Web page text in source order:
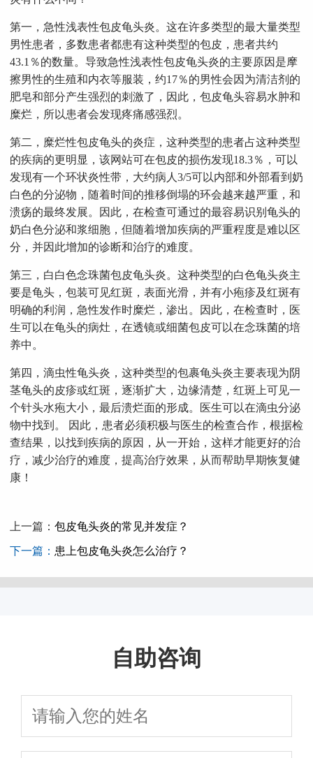
第一，急性浅表性包皮龟头炎。这在许多类型的最大量类型
男性患者，多数患者都​​患有这种类型的包皮，患者共约
43.1％的数量。导致急性浅表性包皮龟头炎的主要原因是摩
擦男性的生殖和内衣等服装，约17％的男性会因为清洁剂的
肥皂和部分产生强烈的刺激了，因此，包皮龟头容易水肿和
糜烂，所以患者会发现疼痛感强烈。
第二，糜烂性包皮龟头的炎症，这种类型的患者占这种类型
的疾病的更明显，该网站可在包皮的损伤发现18.3％，可以
发现有一个环状炎性带，大约病人3/5可以内部和外部看到奶
白色的分泌物，随着时间的推移倒塌的环会越来越严重，和
溃疡的最终发展。因此，在检查可通过的最容易识别龟头的
奶白色分泌和浆细胞，但随着增加疾病的严重程度是难以区
分，并因此增加的诊断和治疗的难度。
第三，白白色念珠菌包皮龟头炎。这种类型的白色龟头炎主
要是龟头，包装可见红斑，表面光滑，并有小疱疹及红斑有
明确的利润，急性发作时糜烂，渗出。因此，在检查时，医
生可以在龟头的病灶，在透镜或细菌包皮可以在念珠菌的培
养中。
第四，滴虫性龟头炎，这种类型的包裹龟头炎主要表现为阴
茎龟头的皮疹或红斑，逐渐扩大，边缘清楚，红斑上可见一
个针头水疱大小，最后溃烂面的形成。医生可以在滴虫分泌
物中找到。 因此，患者必须积极与医生的检查合作，根据检
查结果，以找到疾病的原因，从一开始，这样才能更好的治
疗，减少治疗的难度，提高治疗效果，从而帮助早期恢复健
康！
上一篇： 包皮龟头炎的常见并发症？
下一篇： 患上包皮龟头炎怎么治疗？
自助咨询